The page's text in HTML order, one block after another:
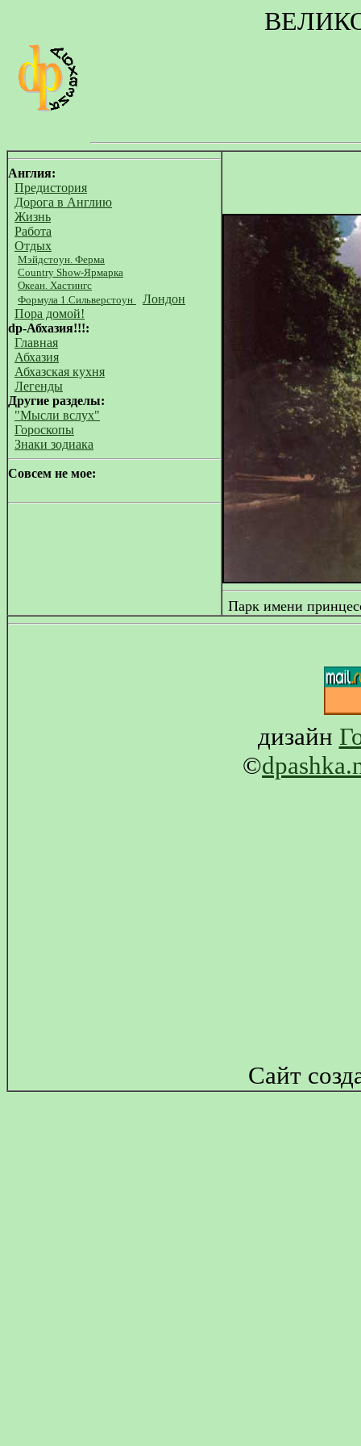
Англия:
Предистория
Дорога в Англию
Жизнь
Работа
Отдых
Мэйдстоун. Ферма
Country Show-Ярмарка
Океан. Хастингс
Формула 1.Сильверстоун
Лондон
Пора домой!
dp-Абхазия!!!:
Главная
Абхазия
Абхазская кухня
Легенды
Другие разделы:
"Мысли вслух"
Гороскопы
Знаки зодиака
Совсем не мое:
Парк имени
дизайн
©
Сайт